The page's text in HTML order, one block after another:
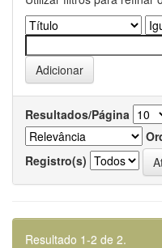
Resultados/Página
Registro(s)
Resultado 1-2 de 2.